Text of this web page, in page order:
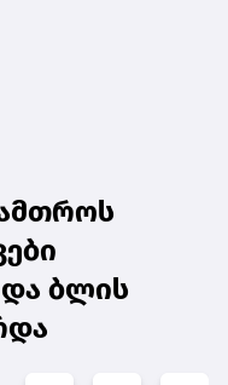
და ბლის